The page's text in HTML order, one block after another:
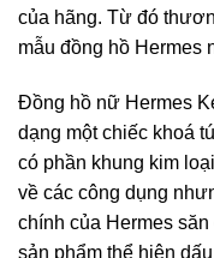
của hãng. Từ đó
mẫu đồng hồ Hermes
Đồng hồ nữ Hermes
dạng một chiếc khoá
có phần khung kim
về các công dụng
chính của Hermes
sản phẩm thể hiện